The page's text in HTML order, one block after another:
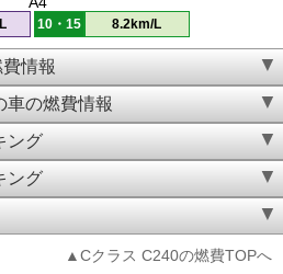
10・15 8.2km/L
情報
車の燃費情報
ング
ング
▲Cクラス C240の燃費TOPへ